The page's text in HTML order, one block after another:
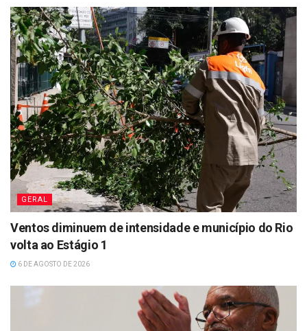
GERAL
Ventos diminuem de intensidade e município do Rio
volta ao Estágio 1
6 DE AGOSTO DE 2026